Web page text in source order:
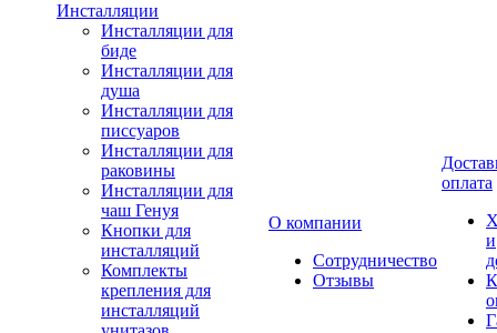
Инсталляции
Инсталляции для
биде
Инсталляции для
душа
Инсталляции для
писсуаров
Инсталляции для
раковины
Инсталляции для
чаш Генуя
Кнопки для
инсталляций
Комплекты
крепления для
инсталляций
О компании
Сотрудничество
Отзывы
оплата
и